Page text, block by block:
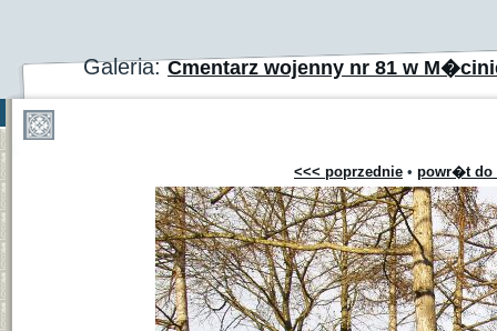
Galeria:Cmentarz wojenny nr 81 w
<<< poprzednie • powr�t do